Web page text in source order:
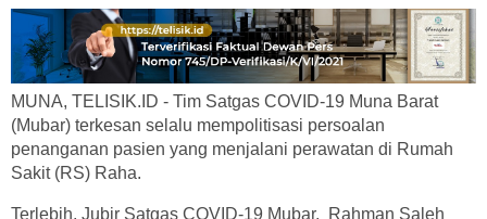
MUNA, TELISIK.ID - Tim Satgas COVID-19 Muna Barat
(Mubar) terkesan selalu mempolitisasi persoalan
penanganan pasien yang menjalani perawatan di Rumah
Sakit (RS) Raha.
Terlebih, Jubir Satgas COVID-19 Mubar, Rahman Saleh